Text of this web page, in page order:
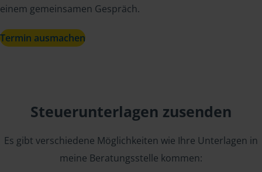
einem gemeinsamen Gespräch.
Termin ausmachen
Steuerunterlagen zusenden
Es gibt verschiedene Möglichkeiten wie Ihre Unterlagen in
meine Beratungsstelle kommen: